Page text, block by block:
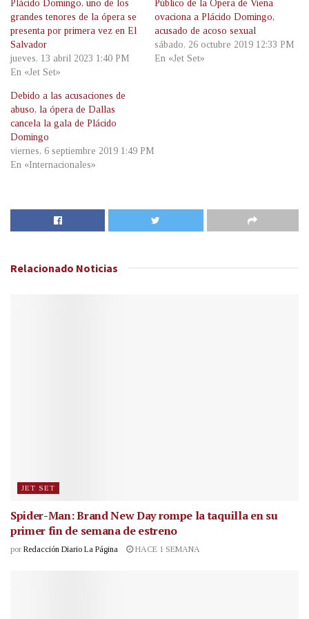
Plácido Domingo, uno de los
grandes tenores de la ópera se
presenta por primera vez en El
Salvador
jueves, 13 abril 2023 1:40 PM
En «Jet Set»
Público de la Ópera de Viena
ovaciona a Plácido Domingo,
acusado de acoso sexual
sábado, 26 octubre 2019 12:33 PM
En «Jet Set»
Debido a las acusaciones de
abuso, la ópera de Dallas
cancela la gala de Plácido
Domingo
viernes, 6 septiembre 2019 1:49 PM
En «Internacionales»
Relacionado Noticias
JET SET
Spider-Man: Brand New Day rompe la taquilla en su
primer fin de semana de estreno
por Redacción Diario La Página HACE 1 SEMANA